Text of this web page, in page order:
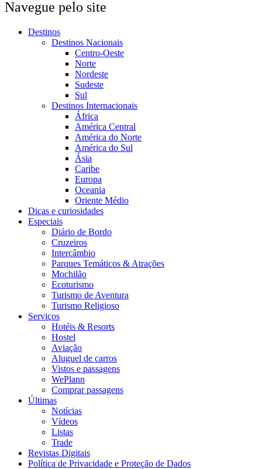
Navegue pelo site
Destinos
Destinos Nacionais
Centro-Oeste
Norte
Nordeste
Sudeste
Sul
Destinos Internacionais
África
América Central
América do Norte
América do Sul
Ásia
Caribe
Europa
Oceania
Oriente Médio
Dicas e curiosidades
Especiais
Diário de Bordo
Cruzeiros
Intercâmbio
Parques Temáticos & Atrações
Mochilão
Ecoturismo
Turismo de Aventura
Turismo Religioso
Serviços
Hotéis & Resorts
Hostel
Aviação
Aluguel de carros
Vistos e passagens
WePlann
Comprar passagens
Últimas
Notícias
Vídeos
Listas
Trade
Revistas Digitais
Política de Privacidade e Proteção de Dados